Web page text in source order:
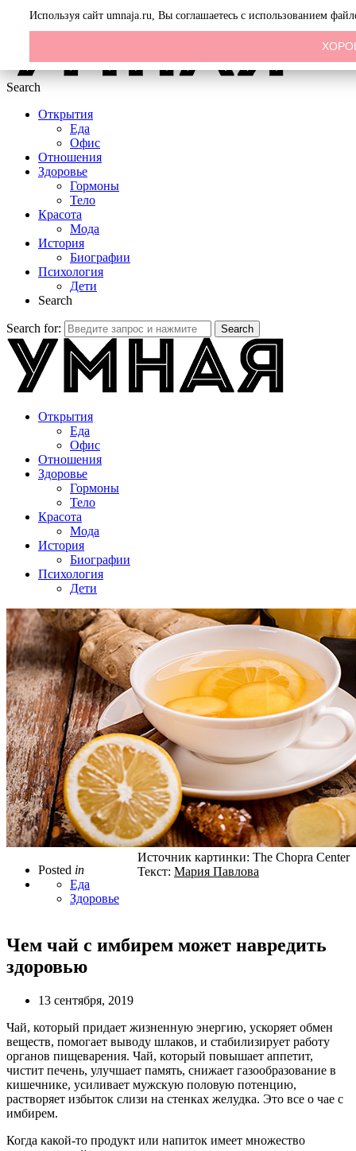
Menu
Search
Открытия
Еда
Офис
Отношения
Здоровье
Гормоны
Тело
Красота
Мода
История
Биографии
Психология
Дети
Search
Search for: Search
Открытия
Еда
Офис
Отношения
Здоровье
Гормоны
Тело
Красота
Мода
История
Биографии
Психология
Дети
Posted in
Еда
Здоровье
Источник картинки: The Chopra Center
Текст: Мария Павлова
Чем чай с имбирем может навредить
здоровью
13 сентября, 2019
Чай, который придает жизненную энергию, ускоряет обмен
веществ, помогает выводу шлаков, и стабилизирует работу
органов пищеварения. Чай, который повышает аппетит,
чистит печень, улучшает память, снижает газообразование в
кишечнике, усиливает мужскую половую потенцию,
растворяет избыток слизи на стенках желудка. Это все о чае с
имбирем.
Когда какой-то продукт или напиток имеет множество
Используя сайт umnaja.ru, Вы соглашаетесь с использованием